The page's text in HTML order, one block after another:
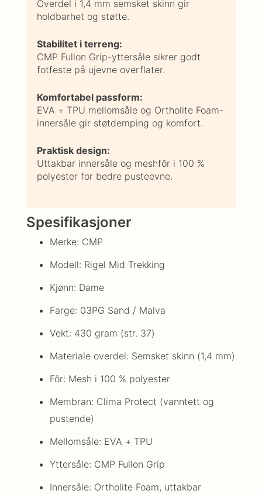
Overdel i 1,4 mm semsket skinn gir
holdbarhet og støtte.
Stabilitet i terreng:
CMP Fullon Grip-yttersåle sikrer godt
fotfeste på ujevne overflater.
Komfortabel passform:
EVA + TPU mellomsåle og Ortholite Foam-
innersåle gir støtdemping og komfort.
Praktisk design:
Uttakbar innersåle og meshfôr i 100 %
polyester for bedre pusteevne.
Spesifikasjoner
Merke: CMP
Modell: Rigel Mid Trekking
Kjønn: Dame
Farge: 03PG Sand / Malva
Vekt: 430 gram (str. 37)
Materiale overdel: Semsket skinn (1,4 mm)
Fôr: Mesh i 100 % polyester
Membran: Clima Protect (vanntett og
pustende)
Mellomsåle: EVA + TPU
Yttersåle: CMP Fullon Grip
Innersåle: Ortholite Foam, uttakbar